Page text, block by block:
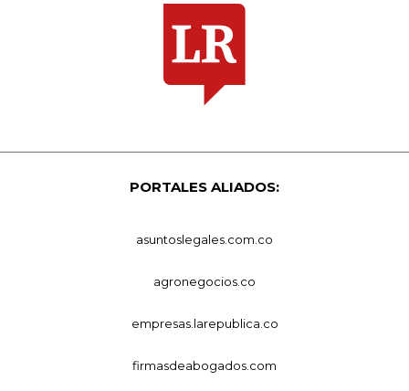
PORTALES ALIADOS:
asuntoslegales.com.co
agronegocios.co
empresas.larepublica.co
firmasdeabogados.com